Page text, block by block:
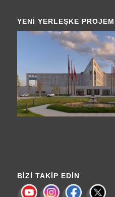
YENI YERLEŞKE
BIZI TAKIP EDIN